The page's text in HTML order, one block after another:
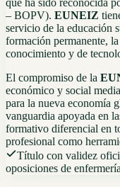
que ha sido reconocida
– BOPV). EUNEIZ
servicio de la educación
formación permanente,
conocimiento y de
El compromiso de la
económico y social
para la nueva economía
vanguardia apoyada en
formativo diferencial en
profesional como
Título con validez
oposiciones de